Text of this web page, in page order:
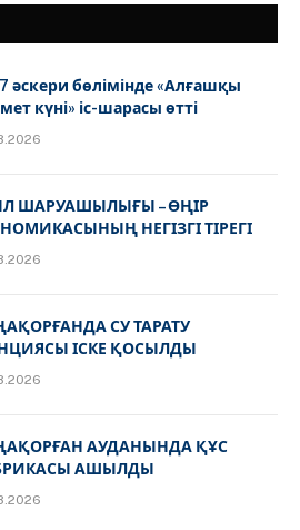
әскери бөлімінде «Алғашқы
күні» іс-шарасы өтті
ШАРУАШЫЛЫҒЫ – ӨҢІР
НЕГІЗГІ ТІРЕГІ
СУ ТАРАТУ
ІСКЕ ҚОСЫЛДЫ
АУДАНЫНДА ҚҰС
АШЫЛДЫ